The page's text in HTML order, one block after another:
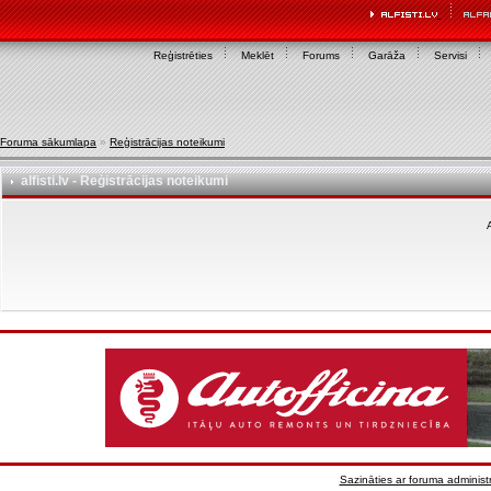
Reģistrēties Meklēt Forums Garāža Servisi
Foruma sākumlapa » Reģistrācijas noteikumi
alfisti.lv - Reģistrācijas noteikumi
Sazināties ar foruma